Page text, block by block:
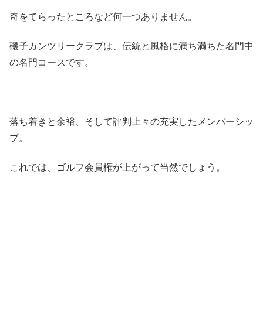
奇をてらったところなど何一つありません。
磯子カンツリークラブは、伝統と風格に満ち満ちた名門中
の名門コースです。
落ち着きと余裕、そして評判上々の充実したメンバーシッ
プ。
これでは、ゴルフ会員権が上がって当然でしょう。